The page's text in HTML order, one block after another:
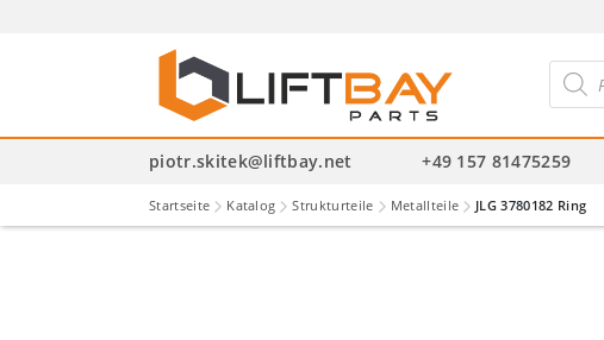
search
piotr.skitek@liftbay.net +49 157 81475259
Startseite Katalog Strukturteile Metallteile JLG 3780182 Ring